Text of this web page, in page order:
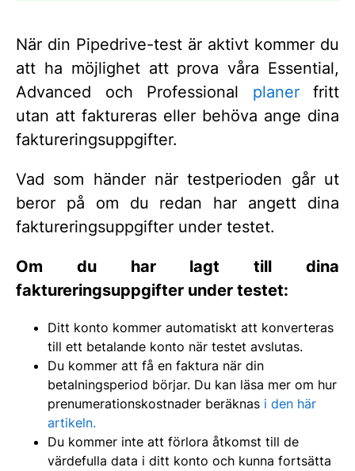
När din Pipedrive-test är aktivt kommer du
att ha möjlighet att prova våra Essential,
Advanced och Professional planerfritt
utan att faktureras eller behöva ange dina
faktureringsuppgifter.
Vad som händer när testperioden går ut
beror på om du redan har angett dina
faktureringsuppgifter under testet.
Om du har lagt till dina
faktureringsuppgifter under testet:
Ditt konto kommer automatiskt att konverteras
till ett betalande konto när testet avslutas.
Du kommer att få en faktura när din
betalningsperiod börjar. Du kan läsa mer om hur
prenumerationskostnader beräknas i den här
artikeln.
Du kommer inte att förlora åtkomst till de
värdefulla data i ditt konto och kunna fortsätta